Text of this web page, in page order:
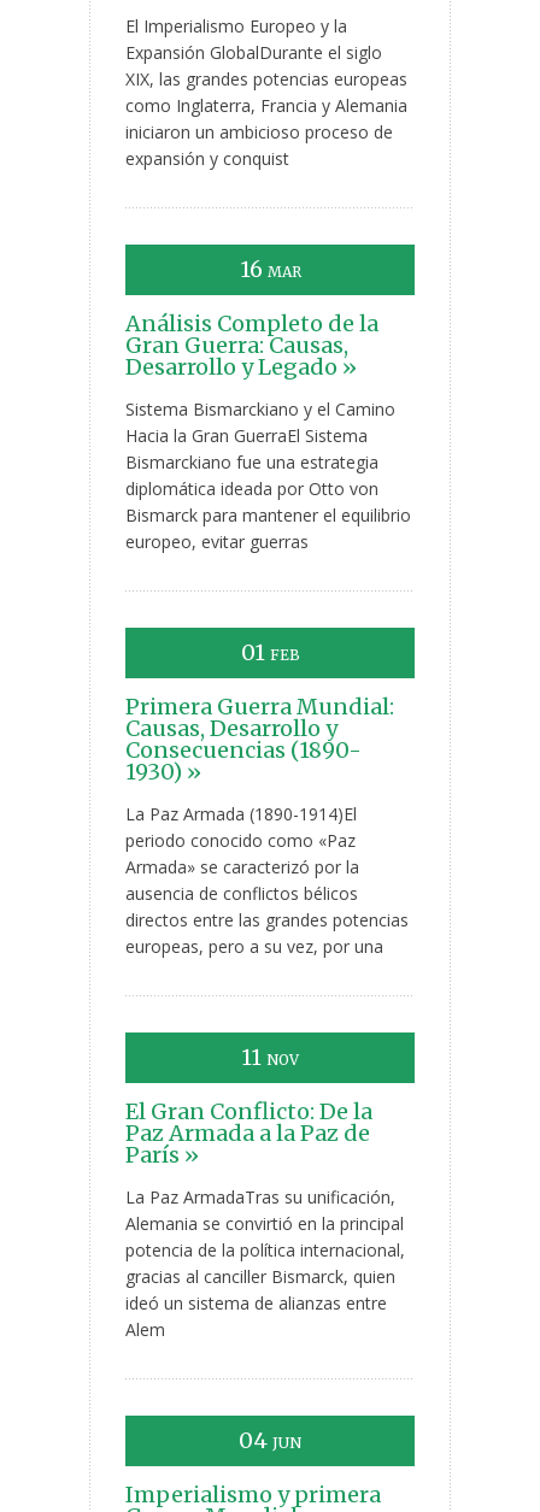
El Imperialismo Europeo y la
Expansión GlobalDurante el siglo
XIX, las grandes potencias europeas
como Inglaterra, Francia y Alemania
iniciaron un ambicioso proceso de
expansión y conquist
16 MAR
Análisis Completo de la
Gran Guerra: Causas,
Desarrollo y Legado »
Sistema Bismarckiano y el Camino
Hacia la Gran GuerraEl Sistema
Bismarckiano fue una estrategia
diplomática ideada por Otto von
Bismarck para mantener el equilibrio
europeo, evitar guerras
01 FEB
Primera Guerra Mundial:
Causas, Desarrollo y
Consecuencias (1890-
1930) »
La Paz Armada (1890-1914)El
periodo conocido como «Paz
Armada» se caracterizó por la
ausencia de conflictos bélicos
directos entre las grandes potencias
europeas, pero a su vez, por una
11 NOV
El Gran Conflicto: De la
Paz Armada a la Paz de
París »
La Paz ArmadaTras su unificación,
Alemania se convirtió en la principal
potencia de la política internacional,
gracias al canciller Bismarck, quien
ideó un sistema de alianzas entre
Alem
04 JUN
Imperialismo y primera